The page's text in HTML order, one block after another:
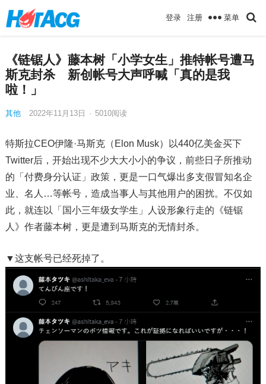
登录 注册 菜单
《链锯人》藤本树「小学女生」推特帐号遭马
斯克封杀 新创帐号大声呼喊「真的是我
啦！」
其他 2022年11月13日 · 5010阅读
特斯拉CEO伊隆·马斯克（Elon Musk）以440亿美金买下
Twitter后，开始出现不少大大小小的争议，前些日子所推动
的「付费身分认证」政策，更是一口气爆出多支假冒知名企
业、名人…等帐号，造成当事人与其他用户的困扰。不仅如
此，就连以「国小三年级女学生」人设形象行走的《链锯
人》作者藤本树，更是遭到马斯克的无情封杀。
▼这支帐号已经死掉了。